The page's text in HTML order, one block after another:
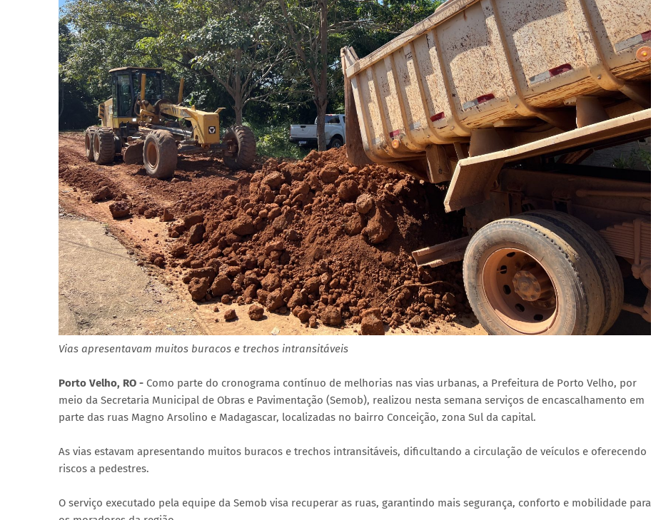
Vias apresentavam muitos buracos e trechos intransitáveis
Porto Velho, RO - Como parte do cronograma contínuo de melhorias nas vias urbanas, a Prefeitura de Porto Velho, por
meio da Secretaria Municipal de Obras e Pavimentação (Semob), realizou nesta semana serviços de encascalhamento em
parte das ruas Magno Arsolino e Madagascar, localizadas no bairro Conceição, zona Sul da capital.
As vias estavam apresentando muitos buracos e trechos intransitáveis, dificultando a circulação de veículos e oferecendo
riscos a pedestres.
O serviço executado pela equipe da Semob visa recuperar as ruas, garantindo mais segurança, conforto e mobilidade para